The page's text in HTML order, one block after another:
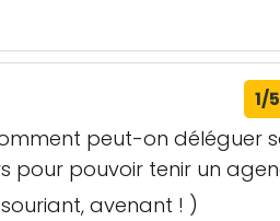
1/5
peut-on déléguer
pour pouvoir tenir un
avenant ! )